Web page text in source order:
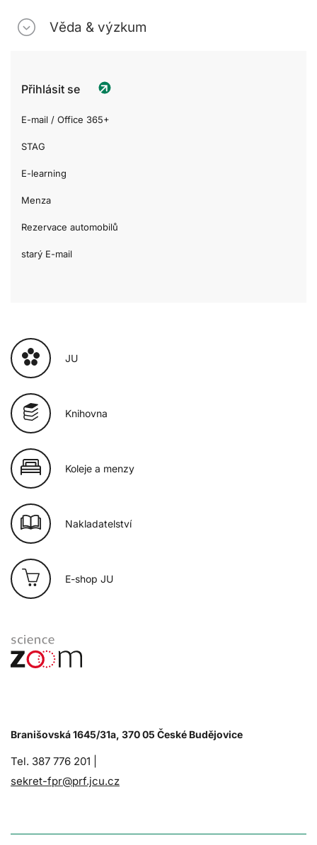
Věda & výzkum
Přihlásit se
E-mail / Office 365+
STAG
E-learning
Menza
Rezervace automobilů
starý E-mail
JU
Knihovna
Koleje a menzy
Nakladatelství
E-shop JU
Branišovská 1645/31a, 370 05 České Budějovice
Tel. 387 776 201 |
sekret-fpr@prf.jcu.cz